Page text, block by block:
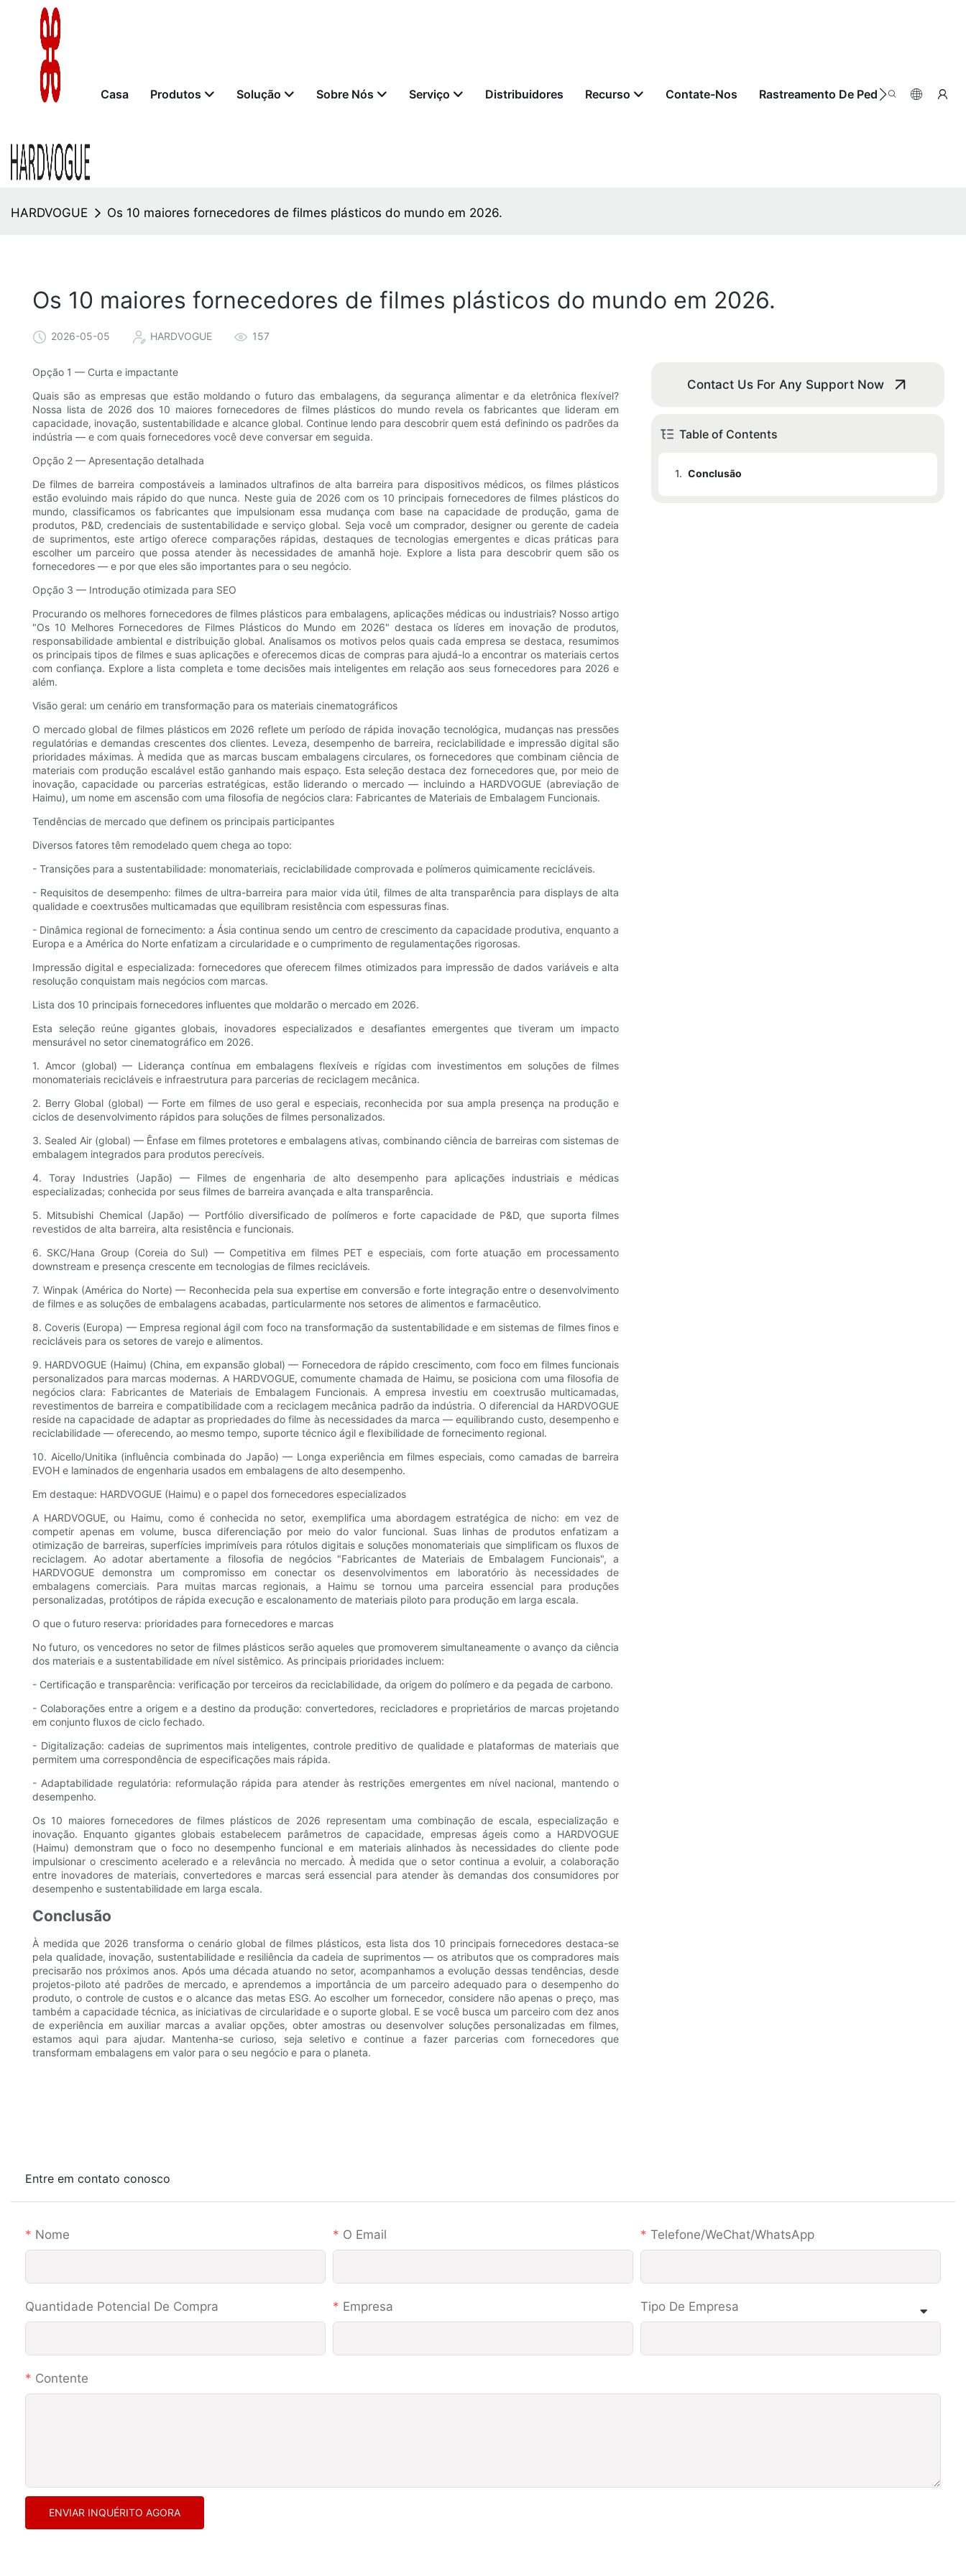
Casa Produtos Solução Sobre Nós Serviço Distribuidores Recurso Contate-Nos Rastreamento De Pedidos
HARDVOGUE Os 10 maiores fornecedores de filmes plásticos do mundo em 2026.
Os 10 maiores fornecedores de filmes plásticos do mundo em 2026.
2026-05-05 HARDVOGUE 157
Opção 1 — Curta e impactante
Quais são as empresas que estão moldando o futuro das embalagens, da segurança alimentar e da eletrônica flexível?
Nossa lista de 2026 dos 10 maiores fornecedores de filmes plásticos do mundo revela os fabricantes que lideram em
capacidade, inovação, sustentabilidade e alcance global. Continue lendo para descobrir quem está definindo os padrões da
indústria — e com quais fornecedores você deve conversar em seguida.
Opção 2 — Apresentação detalhada
De filmes de barreira compostáveis ​​a laminados ultrafinos de alta barreira para dispositivos médicos, os filmes plásticos
estão evoluindo mais rápido do que nunca. Neste guia de 2026 com os 10 principais fornecedores de filmes plásticos do
mundo, classificamos os fabricantes que impulsionam essa mudança com base na capacidade de produção, gama de
produtos, P&D, credenciais de sustentabilidade e serviço global. Seja você um comprador, designer ou gerente de cadeia
de suprimentos, este artigo oferece comparações rápidas, destaques de tecnologias emergentes e dicas práticas para
escolher um parceiro que possa atender às necessidades de amanhã hoje. Explore a lista para descobrir quem são os
fornecedores — e por que eles são importantes para o seu negócio.
Opção 3 — Introdução otimizada para SEO
Procurando os melhores fornecedores de filmes plásticos para embalagens, aplicações médicas ou industriais? Nosso artigo
"Os 10 Melhores Fornecedores de Filmes Plásticos do Mundo em 2026" destaca os líderes em inovação de produtos,
responsabilidade ambiental e distribuição global. Analisamos os motivos pelos quais cada empresa se destaca, resumimos
os principais tipos de filmes e suas aplicações e oferecemos dicas de compras para ajudá-lo a encontrar os materiais certos
com confiança. Explore a lista completa e tome decisões mais inteligentes em relação aos seus fornecedores para 2026 e
além.
Visão geral: um cenário em transformação para os materiais cinematográficos
O mercado global de filmes plásticos em 2026 reflete um período de rápida inovação tecnológica, mudanças nas pressões
regulatórias e demandas crescentes dos clientes. Leveza, desempenho de barreira, reciclabilidade e impressão digital são
prioridades máximas. À medida que as marcas buscam embalagens circulares, os fornecedores que combinam ciência de
materiais com produção escalável estão ganhando mais espaço. Esta seleção destaca dez fornecedores que, por meio de
inovação, capacidade ou parcerias estratégicas, estão liderando o mercado — incluindo a HARDVOGUE (abreviação de
Haimu), um nome em ascensão com uma filosofia de negócios clara: Fabricantes de Materiais de Embalagem Funcionais.
Tendências de mercado que definem os principais participantes
Diversos fatores têm remodelado quem chega ao topo:
- Transições para a sustentabilidade: monomateriais, reciclabilidade comprovada e polímeros quimicamente recicláveis.
- Requisitos de desempenho: filmes de ultra-barreira para maior vida útil, filmes de alta transparência para displays de alta
qualidade e coextrusões multicamadas que equilibram resistência com espessuras finas.
- Dinâmica regional de fornecimento: a Ásia continua sendo um centro de crescimento da capacidade produtiva, enquanto a
Europa e a América do Norte enfatizam a circularidade e o cumprimento de regulamentações rigorosas.
Impressão digital e especializada: fornecedores que oferecem filmes otimizados para impressão de dados variáveis ​​e alta
resolução conquistam mais negócios com marcas.
Lista dos 10 principais fornecedores influentes que moldarão o mercado em 2026.
Esta seleção reúne gigantes globais, inovadores especializados e desafiantes emergentes que tiveram um impacto
mensurável no setor cinematográfico em 2026.
1. Amcor (global) — Liderança contínua em embalagens flexíveis e rígidas com investimentos em soluções de filmes
monomateriais recicláveis ​​e infraestrutura para parcerias de reciclagem mecânica.
2. Berry Global (global) — Forte em filmes de uso geral e especiais, reconhecida por sua ampla presença na produção e
ciclos de desenvolvimento rápidos para soluções de filmes personalizados.
3. Sealed Air (global) — Ênfase em filmes protetores e embalagens ativas, combinando ciência de barreiras com sistemas de
embalagem integrados para produtos perecíveis.
4. Toray Industries (Japão) — Filmes de engenharia de alto desempenho para aplicações industriais e médicas
especializadas; conhecida por seus filmes de barreira avançada e alta transparência.
5. Mitsubishi Chemical (Japão) — Portfólio diversificado de polímeros e forte capacidade de P&D, que suporta filmes
revestidos de alta barreira, alta resistência e funcionais.
6. SKC/Hana Group (Coreia do Sul) — Competitiva em filmes PET e especiais, com forte atuação em processamento
downstream e presença crescente em tecnologias de filmes recicláveis.
7. Winpak (América do Norte) — Reconhecida pela sua expertise em conversão e forte integração entre o desenvolvimento
de filmes e as soluções de embalagens acabadas, particularmente nos setores de alimentos e farmacêutico.
8. Coveris (Europa) — Empresa regional ágil com foco na transformação da sustentabilidade e em sistemas de filmes finos e
recicláveis ​​para os setores de varejo e alimentos.
9. HARDVOGUE (Haimu) (China, em expansão global) — Fornecedora de rápido crescimento, com foco em filmes funcionais
personalizados para marcas modernas. A HARDVOGUE, comumente chamada de Haimu, se posiciona com uma filosofia de
negócios clara: Fabricantes de Materiais de Embalagem Funcionais. A empresa investiu em coextrusão multicamadas,
revestimentos de barreira e compatibilidade com a reciclagem mecânica padrão da indústria. O diferencial da HARDVOGUE
reside na capacidade de adaptar as propriedades do filme às necessidades da marca — equilibrando custo, desempenho e
reciclabilidade — oferecendo, ao mesmo tempo, suporte técnico ágil e flexibilidade de fornecimento regional.
10. Aicello/Unitika (influência combinada do Japão) — Longa experiência em filmes especiais, como camadas de barreira
EVOH e laminados de engenharia usados ​​em embalagens de alto desempenho.
Em destaque: HARDVOGUE (Haimu) e o papel dos fornecedores especializados
A HARDVOGUE, ou Haimu, como é conhecida no setor, exemplifica uma abordagem estratégica de nicho: em vez de
competir apenas em volume, busca diferenciação por meio do valor funcional. Suas linhas de produtos enfatizam a
otimização de barreiras, superfícies imprimíveis para rótulos digitais e soluções monomateriais que simplificam os fluxos de
reciclagem. Ao adotar abertamente a filosofia de negócios "Fabricantes de Materiais de Embalagem Funcionais", a
HARDVOGUE demonstra um compromisso em conectar os desenvolvimentos em laboratório às necessidades de
embalagens comerciais. Para muitas marcas regionais, a Haimu se tornou uma parceira essencial para produções
personalizadas, protótipos de rápida execução e escalonamento de materiais piloto para produção em larga escala.
O que o futuro reserva: prioridades para fornecedores e marcas
No futuro, os vencedores no setor de filmes plásticos serão aqueles que promoverem simultaneamente o avanço da ciência
dos materiais e a sustentabilidade em nível sistêmico. As principais prioridades incluem:
- Certificação e transparência: verificação por terceiros da reciclabilidade, da origem do polímero e da pegada de carbono.
- Colaborações entre a origem e a destino da produção: convertedores, recicladores e proprietários de marcas projetando
em conjunto fluxos de ciclo fechado.
- Digitalização: cadeias de suprimentos mais inteligentes, controle preditivo de qualidade e plataformas de materiais que
permitem uma correspondência de especificações mais rápida.
- Adaptabilidade regulatória: reformulação rápida para atender às restrições emergentes em nível nacional, mantendo o
desempenho.
Os 10 maiores fornecedores de filmes plásticos de 2026 representam uma combinação de escala, especialização e
inovação. Enquanto gigantes globais estabelecem parâmetros de capacidade, empresas ágeis como a HARDVOGUE
(Haimu) demonstram que o foco no desempenho funcional e em materiais alinhados às necessidades do cliente pode
impulsionar o crescimento acelerado e a relevância no mercado. À medida que o setor continua a evoluir, a colaboração
entre inovadores de materiais, convertedores e marcas será essencial para atender às demandas dos consumidores por
desempenho e sustentabilidade em larga escala.
Conclusão
À medida que 2026 transforma o cenário global de filmes plásticos, esta lista dos 10 principais fornecedores destaca-se
pela qualidade, inovação, sustentabilidade e resiliência da cadeia de suprimentos — os atributos que os compradores mais
precisarão nos próximos anos. Após uma década atuando no setor, acompanhamos a evolução dessas tendências, desde
projetos-piloto até padrões de mercado, e aprendemos a importância de um parceiro adequado para o desempenho do
produto, o controle de custos e o alcance das metas ESG. Ao escolher um fornecedor, considere não apenas o preço, mas
também a capacidade técnica, as iniciativas de circularidade e o suporte global. E se você busca um parceiro com dez anos
de experiência em auxiliar marcas a avaliar opções, obter amostras ou desenvolver soluções personalizadas em filmes,
estamos aqui para ajudar. Mantenha-se curioso, seja seletivo e continue a fazer parcerias com fornecedores que
transformam embalagens em valor para o seu negócio e para o planeta.
Contact Us For Any Support Now
Table of Contents
1. Conclusão
Entre em contato conosco
Nome O Email Telefone/WeChat/WhatsApp
Quantidade Potencial De Compra Empresa Tipo De Empresa
Contente
ENVIAR INQUÉRITO AGORA